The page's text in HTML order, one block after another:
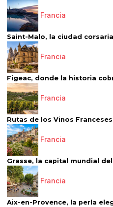
Francia
Saint-Malo, la ciudad
Francia
Figeac, donde la historia
Francia
Rutas de los Vinos
Francia
Grasse, la capital mundial
Francia
Aix-en-Provence, la perla